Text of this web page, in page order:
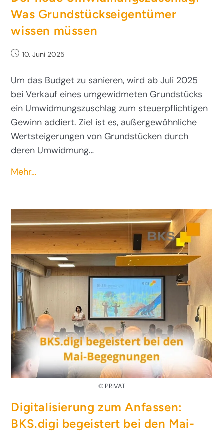
Was Grundstückseigentümer
wissen müssen
10. Juni 2025
Um das Budget zu sanieren, wird ab Juli 2025
bei Verkauf eines umgewidmeten Grundstücks
ein Umwidmungszuschlag zum steuerpflichtigen
Gewinn addiert. Ziel ist es, außergewöhnliche
Wertsteigerungen von Grundstücken durch
deren Umwidmung…
Mehr…
© PRIVAT
Digitalisierung zum Anfassen:
BKS.digi begeistert bei den Mai-